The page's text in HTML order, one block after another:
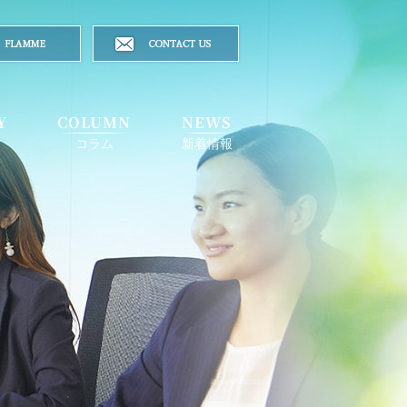
COLUMN
コラム
NEWS
新着情報